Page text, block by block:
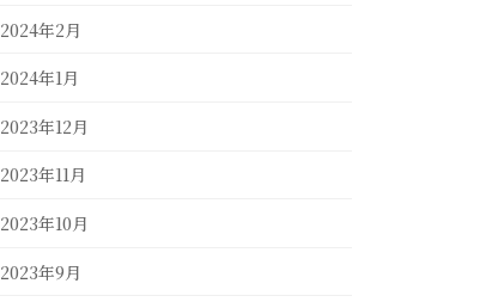
2024年2月
2024年1月
2023年12月
2023年11月
2023年10月
2023年9月